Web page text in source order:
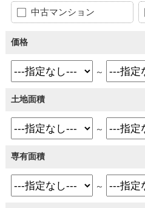
中古マンション
価格
～
土地面積
～
専有面積
～